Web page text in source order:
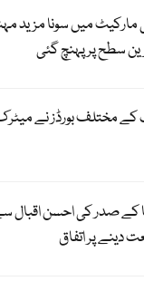
سطح پر پہنچ گئی
مختلف بورڈز نے میٹرک
کے صدر کی احسن اقبال
دینے پر اتفاق